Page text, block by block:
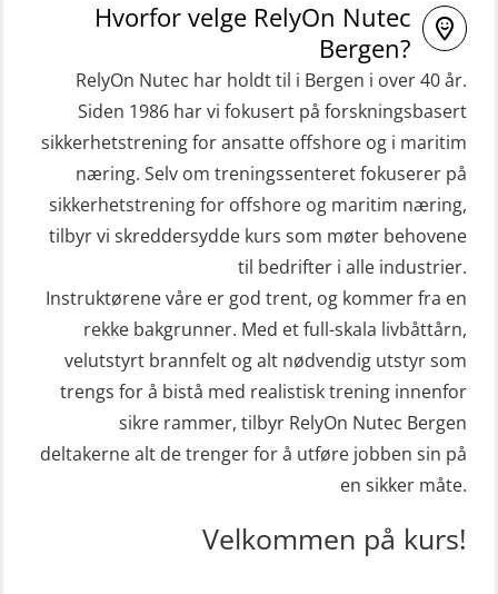
Pustelunge (OSE1251)
Helikopterevakuering med HABD,
inkl. Brannslukking og Førstehjelp-
sivile mannskaper (FSC119)
Helikopterevakuering med HABD,
inkl. brannslukning (FSC121)
Hjertestarter brukerkurs (OFA107)
Kombi Søk og Redningslag og HLO
repetisjonskurs med e-læring
(ABSBLE010)
Kondisjonstest (OSC151)
Ledertrening i beredskap og
krisehåndtering for plattformsjefer
Livbåtfører FF1200 repetisjon
båt (HMOB) oppdatering (MSE1001)
STCW Livbåtfører redningsfarkoster
32 t (MSE1031)
STCW Mann-Over-Bord
(hurtiggående) 32 t m/mørkekjøring
(MSE112)
STCW Redningsfarkost oppdatering
sliskebåt (MSE116)
STCW Sikkerhetsopplæring for
sjøfolk på mindre skip med eLearning
(MBSBLE003)
STCW oppdatering Livbåtfører
redningsfarkoster 8 t – konvensjonell
STCW oppdatering Mann-Over-Bord
Hvorfor velge RelyOn Nutec
Bergen?
RelyOn Nutec har holdt til i Bergen i over 40 år.
Siden 1986 har vi fokusert på forskningsbasert
sikkerhetstrening for ansatte offshore og i maritim
næring. Selv om treningssenteret fokuserer på
sikkerhetstrening for offshore og maritim næring,
tilbyr vi skreddersydde kurs som møter behovene
til bedrifter i alle industrier.
Instruktørene våre er god trent, og kommer fra en
rekke bakgrunner. Med et full-skala livbåttårn,
velutstyrt brannfelt og alt nødvendig utstyr som
trengs for å bistå med realistisk trening innenfor
sikre rammer, tilbyr RelyOn Nutec Bergen
deltakerne alt de trenger for å utføre jobben sin på
en sikker måte.
Velkommen på kurs!